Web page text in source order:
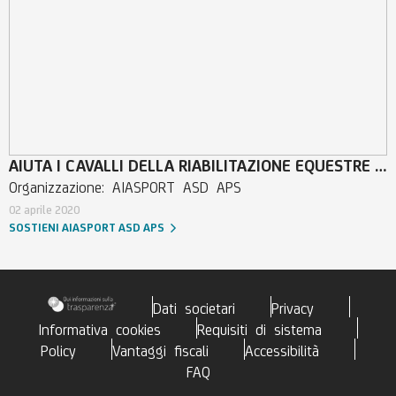
attiva a momenti di svago e di tempo libero.
AIUTA I CAVALLI DELLA RIABILITAZIONE EQUESTRE AIASPORT ONLUS
Organizzazione: AIASPORT ASD APS
02 aprile 2020
SOSTIENI AIASPORT ASD APS
Dati societari
Privacy
Informativa cookies
Requisiti di sistema
Policy
Vantaggi fiscali
Accessibilità
FAQ